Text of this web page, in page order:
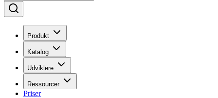
Produkt
Katalog
Udviklere
Ressourcer
Priser